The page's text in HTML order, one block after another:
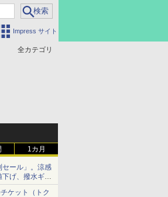
Impress サイト
全カテゴリ
1カ月
セール」。涼感
げ、撥水ギア
ケット（トク